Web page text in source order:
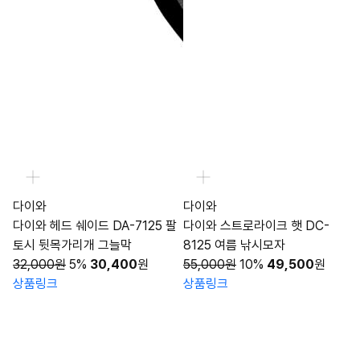
다이와
다이와 헤드 쉐이드 DA-7125 팔
토시 뒷목가리개 그늘막
32,000원 5% 30,400원
상품링크
다이와
다이와 스트로라이크 햇 DC-
8125 여름 낚시모자
55,000원 10% 49,500원
상품링크